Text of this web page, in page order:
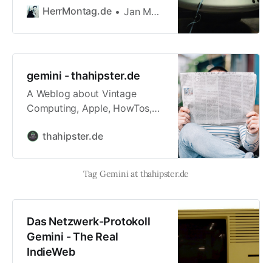
Grundlagen und Protokolle
auch das Indieweb mit seinen
Möglichkeiten der Vernetzung
und habe nun auch diverse
Dinge in meinen Websites
händisch implementiert.
Allerdings wird an dieser
Stelle
HerrMontag.de Jan Montag
gemini - thahipster.de
A Weblog about Vintage
Computing, Apple, HowTos,
Tutorials, Jailbreaking and
thahipster.de
Tag Gemini at thahipster.de
Das Netzwerk-Protokoll
Gemini - The Real
IndieWeb